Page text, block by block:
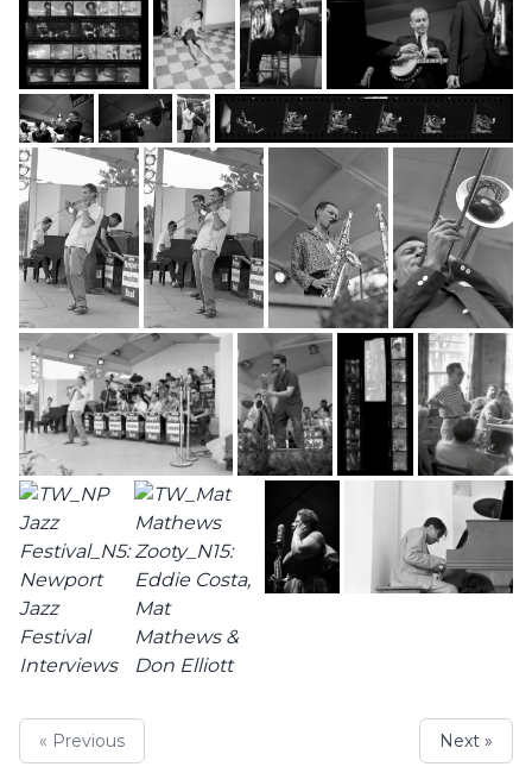
« Previous Next »